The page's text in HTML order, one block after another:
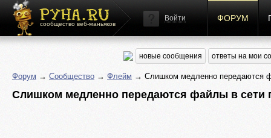
сообщество веб-маньяков
Войти ФОРУМ
новые сообщения ответы на мои
Форум → Сообщество → Флейм → Слишком медленно передаются
Слишком медленно передаются файлы в сети